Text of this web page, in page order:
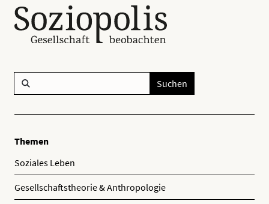
Suchen
Themen
Soziales Leben
Gesellschaftstheorie & Anthropologie